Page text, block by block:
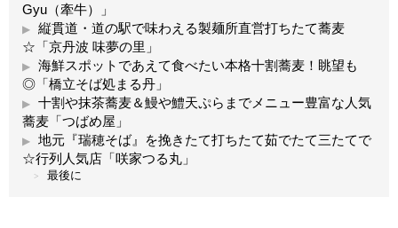
Gyu（牽牛）」
縦貫道・道の駅で味わえる製麺所直営打ちたて蕎麦
☆「京丹波 味夢の里」
海鮮スポットであえて食べたい本格十割蕎麦！眺望も
◎「橋立そば処まる丹」
十割や抹茶蕎麦＆鰻や鱧天ぷらまでメニュー豊富な人気
蕎麦「つばめ屋」
地元『瑞穂そば』を挽きたて打ちたて茹でたて三たてで
☆行列人気店「咲家つる丸」
最後に